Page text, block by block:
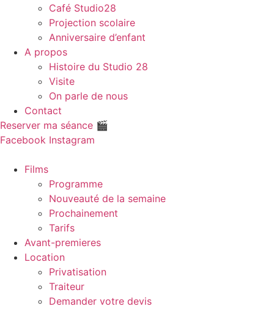
Café Studio28
Projection scolaire
Anniversaire d’enfant
A propos
Histoire du Studio 28
Visite
On parle de nous
Contact
Reserver ma séance 🎬
Facebook Instagram
Films
Programme
Nouveauté de la semaine
Prochainement
Tarifs
Avant-premieres
Location
Privatisation
Traiteur
Demander votre devis